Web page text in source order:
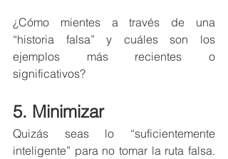
¿Cómo mientes a través de una
“historia falsa” y cuáles son los
ejemplos más recientes o
significativos?
5. Minimizar
Quizás seas lo “suficientemente
inteligente” para no tomar la ruta falsa.